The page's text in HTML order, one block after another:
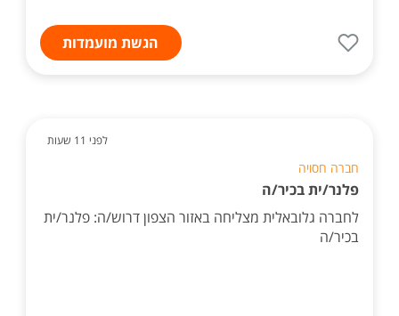
הגשת מועמדות
לפני 11 שעות
חברה חסויה
פלנר/ית בכיר/ה
לחברה גלובאלית מצליחה באזור הצפון דרוש/ה: פלנר/ית
בכיר/ה